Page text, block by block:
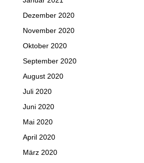
Dezember 2020
November 2020
Oktober 2020
September 2020
August 2020
Juli 2020
Juni 2020
Mai 2020
April 2020
März 2020